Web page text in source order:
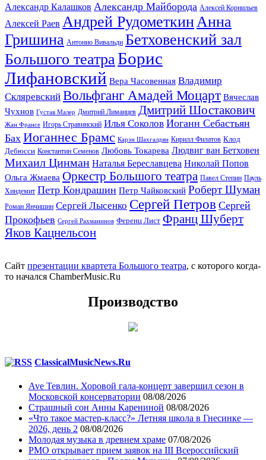
Александр Калашков Александр Майборода Алексей Корнильев
Алексей Раев Андрей РудометкинАнна
Гришина Антонио Вивальди Бетховенский зал
Большого театраБорис
Лифановский Вера Часовенная Владимир
Скляревский Вольфганг Амадей Моцарт Вячеслав
Чухнов Густав Малер Дмитрий Лиманцев Дмитрий Шостакович
Жан Франсе Игорь Стравинский Илья Соколов Иоганн Себастьян
Бах Иоганнес Брамс Карэн Шахгалдян Кирилл Филатов Клод
Дебюсси Константин Семенов Любовь Токарева Людвиг ван Бетховен
Михаил Цинман Наталья Береславцева Николай Попов
Ольга Жмаева Оркестр Большого театра Павел Степин Пауль
Хиндемит Петр Кондрашин Петр Чайковский Роберт Шуман
Роман Янчишин Сергей Лысенко Сергей Петров Сергей
Прокофьев Сергей Рахманинов Ференц Лист Франц Шуберт
Яков Кацнельсон
Сайт презентации квартета Большого театра, с которого когда-
то начался ChamberMusic.Ru
Производство
ClassicalMusicNews.Ru
Ave Тевлин. Хоровой гала-концерт завершил сезон в
Московской консерватории 08/08/2026
Страшный сон Анны Карениной 08/08/2026
«Что такое мастер-класс?» Летняя школа в Гнесинке —
2026, день 2 08/08/2026
Молодая музыка в древнем храме 07/08/2026
РМО открывает прием заявок на III Всероссийский